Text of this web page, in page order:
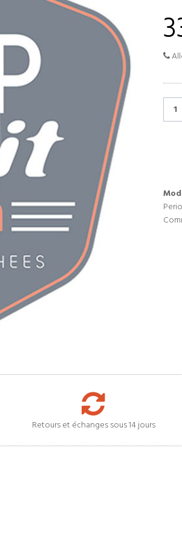
Retours et échanges sous 14 jours